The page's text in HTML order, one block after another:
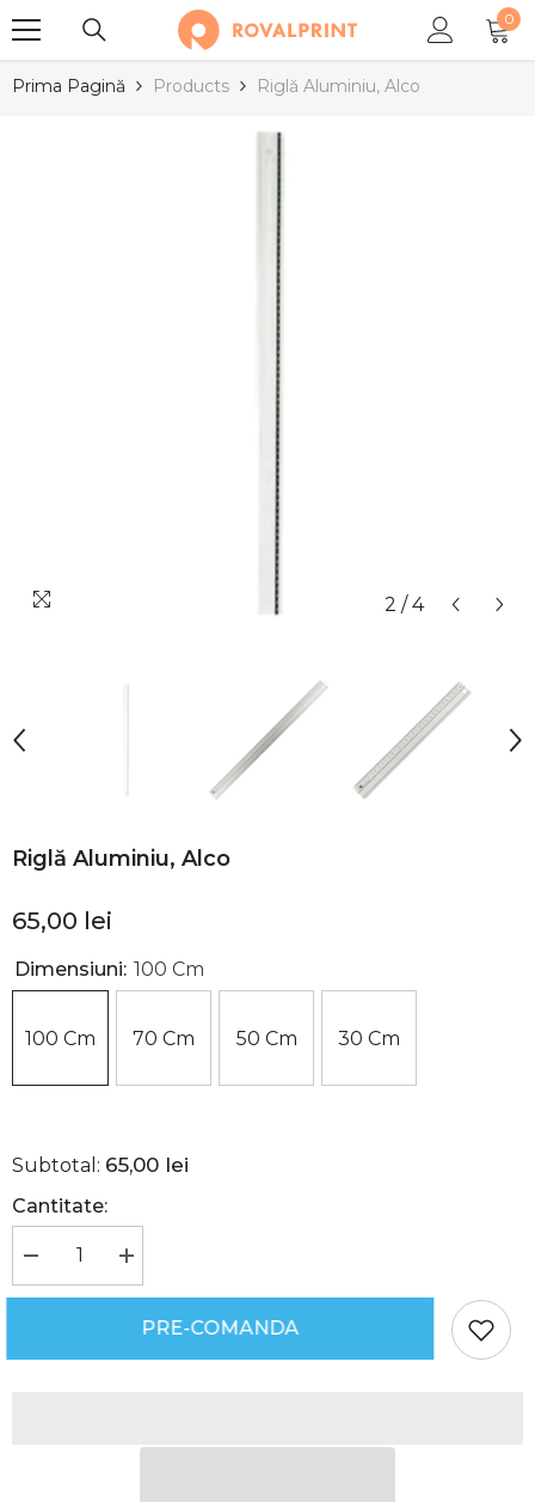
00
Prima Pagină Products Riglă Aluminiu, Alco
2 / 4
Riglă Aluminiu, Alco
65,00 lei
Dimensiuni: 100 Cm
100 Cm 70 Cm 50 Cm 30 Cm
Subtotal: 65,00 lei
Cantitate:
Reduceți
cantitatea
pentru
Creșteți
cantitatea
pentru
Riglă
Aluminiu,
PRE-COMANDA